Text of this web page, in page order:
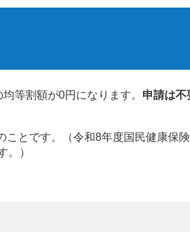
等割額が0円になります。 申請は不
とです。（令和8年度国民健康保
。）